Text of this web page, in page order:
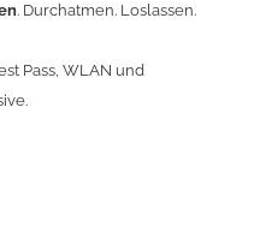
. Durchatmen. Loslassen.
Pass, WLAN und